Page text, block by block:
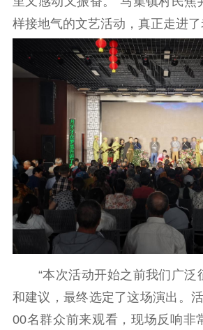
精神文明
文明创建 文明实践
先进典型
社会宣传
思想政治教育
红色资源保护利
用
新闻出版
精品出版 全民阅读
扫黄打非
电影工作
电影创作 电
样接地气的文艺活动，真正走进了
“本次活动开始之前我们广泛
和建议，最终选定了这场演出。
00名群众前来观看，现场反响非